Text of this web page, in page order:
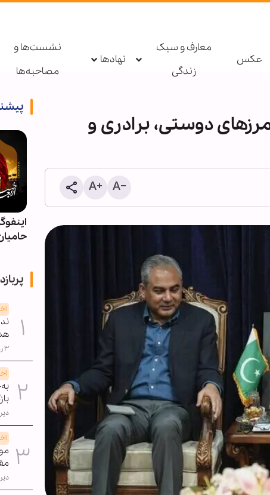
عکس
معارف و سبک
زندگی
نهادها
نشست‌ها و
مصاحبه‌ها
دوستی، برادری و
پادکست ابنا - روایت یک دهه | قلمِ
۳ روز قبل
دیروز